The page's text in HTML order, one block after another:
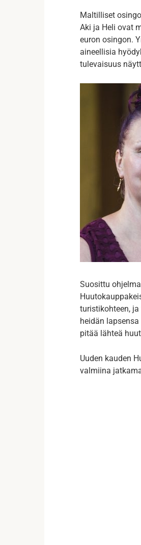
Maltilliset
Aki ja Heli ovat
euron osingon.
aineellisia
tulevaisuus
Suosittu
turistikohteen,
heidän
pitää lähteä
Uuden kauden
valmiina